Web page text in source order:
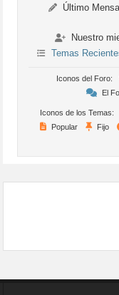
Último
Nuestro
Temas
Iconos del Foro:
El
Iconos de los Temas:
Popular
Fijo